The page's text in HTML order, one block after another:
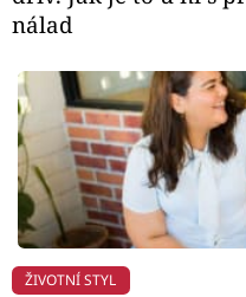
nálad
ŽIVOTNÍ STYL